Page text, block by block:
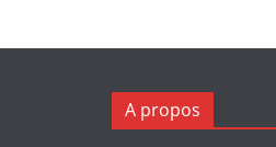
A propos